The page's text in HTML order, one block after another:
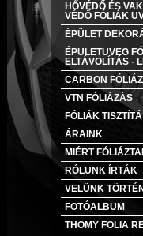
HŐVÉDŐ ÉS
VÉDŐ FÓLIÁK
ÉPÜLET
ÉPÜLETÜVEG
ELTÁVOLÍTÁS -
CARBON
VTN FÓLIÁZÁS
FÓLIÁK
ÁRAINK
MIÉRT
RÓLUNK ÍRTÁK
VELÜNK
FOTÓALBUM
THOMY FOLIA